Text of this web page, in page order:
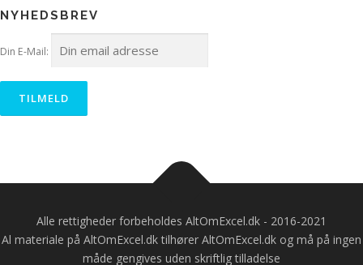
NYHEDSBREV
Din E-Mail:
Alle rettigheder forbeholdes AltOmExcel.dk - 2016-2021
Al materiale på AltOmExcel.dk tilhører AltOmExcel.dk og må på ingen
måde gengives uden skriftlig tilladelse